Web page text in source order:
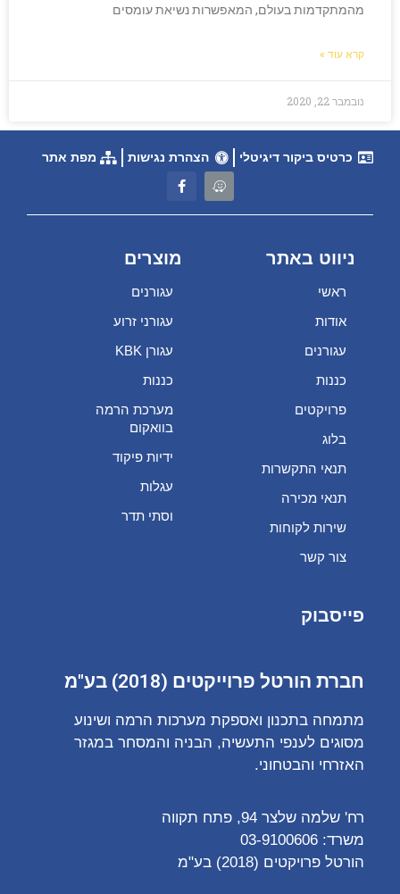
מהמתקדמות בעולם, המאפשרות נשיאת עומסים
קרא עוד »
נובמבר 22, 2020
כרטיס ביקור דיגיטלי הצהרת נגישות מפת אתר
ניווט באתר
ראשי
אודות
עגורנים
כננות
פרויקטים
בלוג
תנאי התקשרות
תנאי מכירה
שירות לקוחות
צור קשר
מוצרים
עגורנים
עגורני זרוע
עגורן KBK
כננות
מערכת הרמה
בוואקום
ידיות פיקוד
עגלות
וסתי תדר
פייסבוק
חברת הורטל פרוייקטים (2018) בע"מ
מתמחה בתכנון ואספקת מערכות הרמה ושינוע
מסוגים לענפי התעשיה, הבניה והמסחר במגזר
האזרחי והבטחוני.
רח' שלמה שלצר 94, פתח תקווה
משרד: 03-9100606
הורטל פרויקטים (2018) בע"מ